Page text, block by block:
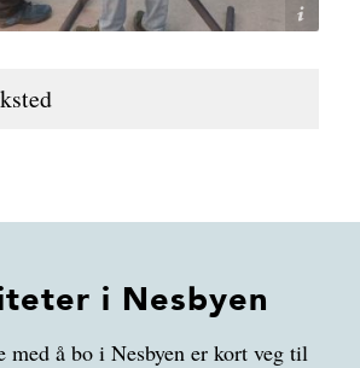
Nesbyen Motorklubb
i Nesbyen
med å bo i Nesbyen er kort veg til